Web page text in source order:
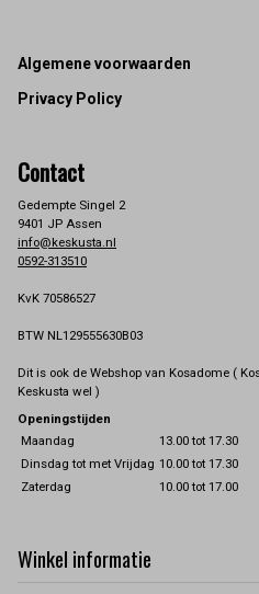
Footer
Algemene voorwaarden
Privacy Policy
Contact
Gedempte Singel 2
9401 JP Assen
info@keskusta.nl
0592-313510
KvK 70586527
BTW NL129555630B03
Dit is ook de Webshop van Kosadome (
Keskusta wel )
Openingstijden
Maandag
13.00 tot 17.30
Dinsdag tot met Vrijdag 10.00 tot 17.30
Zaterdag
10.00 tot 17.00
Winkel informatie